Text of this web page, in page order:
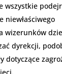
wszystkie
niewłaściwego
wizerunków
dyrekcji,
dotyczące